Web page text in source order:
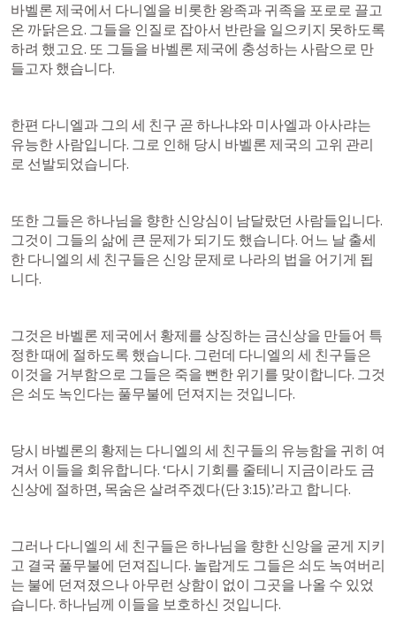
바벨론 제국에서 다니엘을 비롯한 왕족과 귀족을 포로로 끌고
온 까닭은요. 그들을 인질로 잡아서 반란을 일으키지 못하도록
하려 했고요. 또 그들을 바벨론 제국에 충성하는 사람으로 만
들고자 했습니다.
한편 다니엘과 그의 세 친구 곧 하나냐와 미사엘과 아사랴는
유능한 사람입니다. 그로 인해 당시 바벨론 제국의 고위 관리
로 선발되었습니다.
또한 그들은 하나님을 향한 신앙심이 남달랐던 사람들입니다.
그것이 그들의 삶에 큰 문제가 되기도 했습니다. 어느 날 출세
한 다니엘의 세 친구들은 신앙 문제로 나라의 법을 어기게 됩
니다.
그것은 바벨론 제국에서 황제를 상징하는 금신상을 만들어 특
정한 때에 절하도록 했습니다. 그런데 다니엘의 세 친구들은
이것을 거부함으로 그들은 죽을 뻔한 위기를 맞이합니다. 그것
은 쇠도 녹인다는 풀무불에 던져지는 것입니다.
당시 바벨론의 황제는 다니엘의 세 친구들의 유능함을 귀히 여
겨서 이들을 회유합니다. ‘다시 기회를 줄테니 지금이라도 금
신상에 절하면, 목숨은 살려주겠다(단 3:15).’라고 합니다.
그러나 다니엘의 세 친구들은 하나님을 향한 신앙을 굳게 지키
고 결국 풀무불에 던져집니다. 놀랍게도 그들은 쇠도 녹여버리
는 불에 던져졌으나 아무런 상함이 없이 그곳을 나올 수 있었
습니다. 하나님께 이들을 보호하신 것입니다.